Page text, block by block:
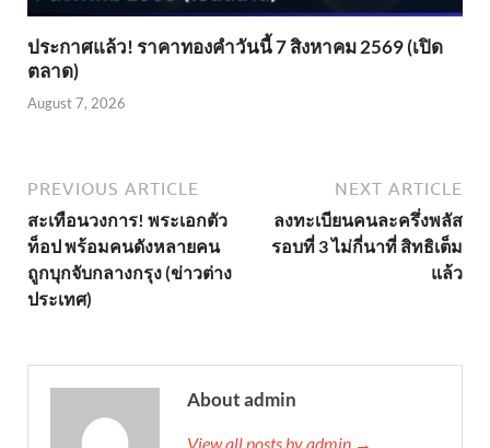
ประกาศแล้ว! ราคาทองคำวันนี้ 7 สิงหาคม 2569 (เปิด
ตลาด)
August 7, 2026
PREVIOUS ARTICLE
สะเทือนวงการ! พระเอกตัว
ท็อป พร้อมคนดังหลายคน
ถูกบุกจับกลางกรุง (ข่าวต่าง
ประเทศ)
NEXT ARTICLE
ลงทะเบียนคนละครึ่งพลัส
รอบที่ 3 ไม่กี่นาที่ สิทธิเต็ม
แล้ว
About admin
View all posts by admin →